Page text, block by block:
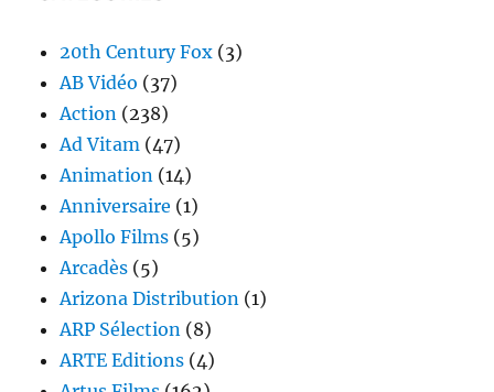
20th Century Fox (3)
AB Vidéo (37)
Action (238)
Ad Vitam (47)
Animation (14)
Anniversaire (1)
Apollo Films (5)
Arcadès (5)
Arizona Distribution (1)
ARP Sélection (8)
ARTE Editions (4)